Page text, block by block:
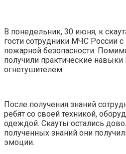
В понедельник, 30 июня, к
гости сотрудники МЧС России
пожарной безопасности.
получили практические навыки
огнетушителем.
После получения знаний
ребят со своей техникой,
одеждой. Скауты остались
полученных знаний они
эмоции.